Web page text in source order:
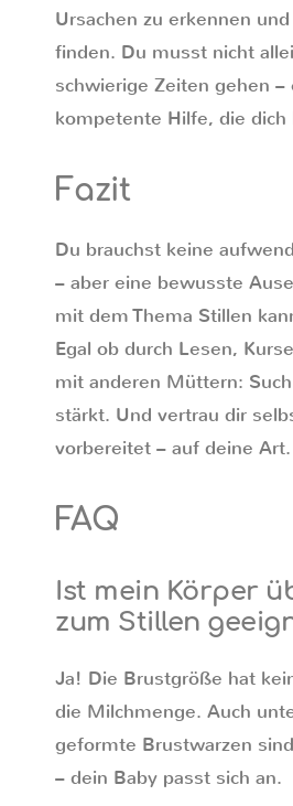
Ursachen zu erkennen
finden. Du musst nicht
schwierige Zeiten gehen –
kompetente Hilfe, die dich
Fazit
Du brauchst keine
– aber eine bewusste
mit dem Thema Stillen
Egal ob durch Lesen,
mit anderen Müttern:
stärkt. Und vertrau dir
vorbereitet – auf deine Art.
FAQ
Ist mein Körper
zum Stillen
Ja! Die Brustgröße hat
die Milchmenge. Auch
geformte Brustwarzen
– dein Baby passt sich an.